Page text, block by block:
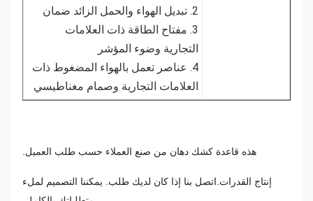
3. مفتاح الطاقة ذات العلامات
التجارية وضوء المؤشر
4. عناصر تعمل بالهواء المضغوط ذات
العلامات التجارية وصمام مغناطيسي
هذه قاعدة كشك دهان من صنع العملاء حسب طلب العميل.
إنتاج القدرات.اتصل بنا إذا كان لديك طلب. يمكننا التصميم لملء